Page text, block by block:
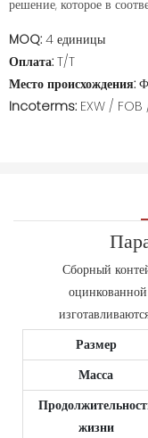
решение, которое в
MOQ: 4 единицы
Оплата: T/T
Место происхождения:
Incoterms: EXW /
Сборный
Размер
Масса
жизни